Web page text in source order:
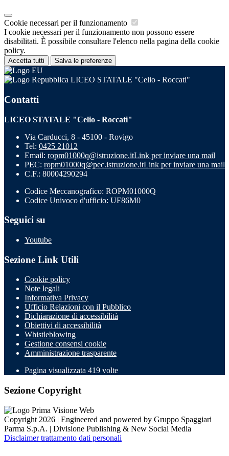
Cookie necessari per il funzionamento
I cookie necessari per il funzionamento non possono essere
disabilitati. È possibile consultare l'elenco nella pagina della cookie
policy.
Accetta tutti Salva le preferenze
LICEO STATALE "Celio - Roccati"
Contatti
LICEO STATALE "Celio - Roccati"
Via Carducci, 8 - 45100 - Rovigo
Tel: 0425 21012
Email: ropm01000q@istruzione.itLink per inviare una mail
PEC: ropm01000q@pec.istruzione.itLink per inviare una mail
C.F.: 80004290294
Codice Meccanografico: ROPM01000Q
Codice Univoco d'ufficio: UF86M0
Seguici su
Youtube
Sezione Link Utili
Cookie policy
Note legali
Informativa Privacy
Ufficio Relazioni con il Pubblico
Dichiarazione di accessibilità
Obiettivi di accessibilità
Whistleblowing
Gestione consensi cookie
Amministrazione trasparente
Pagina visualizzata 419 volte
Sezione Copyright
Copyright 2026 | Engineered and powered by Gruppo Spaggiari
Parma S.p.A. | Divisione Publishing & New Social Media
Disclaimer trattamento dati personali